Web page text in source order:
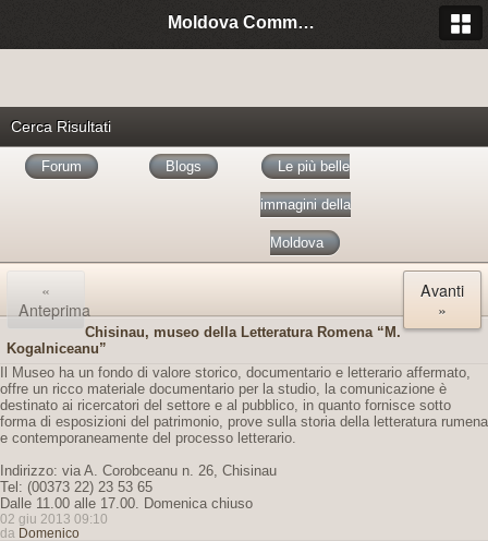
Moldova Community Italia
Cerca Risultati
Forum Blogs Le più belle
immagini della
Moldova
«
Anteprima
Avanti
»
Chisinau, museo della Letteratura Romena “M.
Kogalniceanu”
Il Museo ha un fondo di valore storico, documentario e letterario affermato,
offre un ricco materiale documentario per la studio, la comunicazione è
destinato ai ricercatori del settore e al pubblico, in quanto fornisce sotto
forma di esposizioni del patrimonio, prove sulla storia della letteratura rumena
e contemporaneamente del processo letterario.
Indirizzo: via A. Corobceanu n. 26, Chisinau
Tel: (00373 22) 23 53 65
Dalle 11.00 alle 17.00. Domenica chiuso
02 giu 2013 09:10
da Domenico